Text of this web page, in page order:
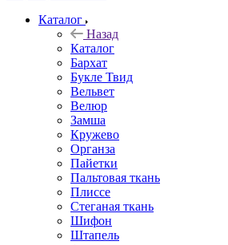
Каталог
Назад
Каталог
Бархат
Букле Твид
Вельвет
Велюр
Замша
Кружево
Органза
Пайетки
Пальтовая ткань
Плиссе
Стеганая ткань
Шифон
Штапель